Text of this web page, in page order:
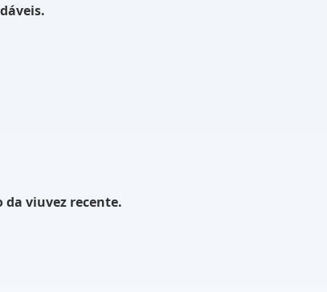
viuvez recente.